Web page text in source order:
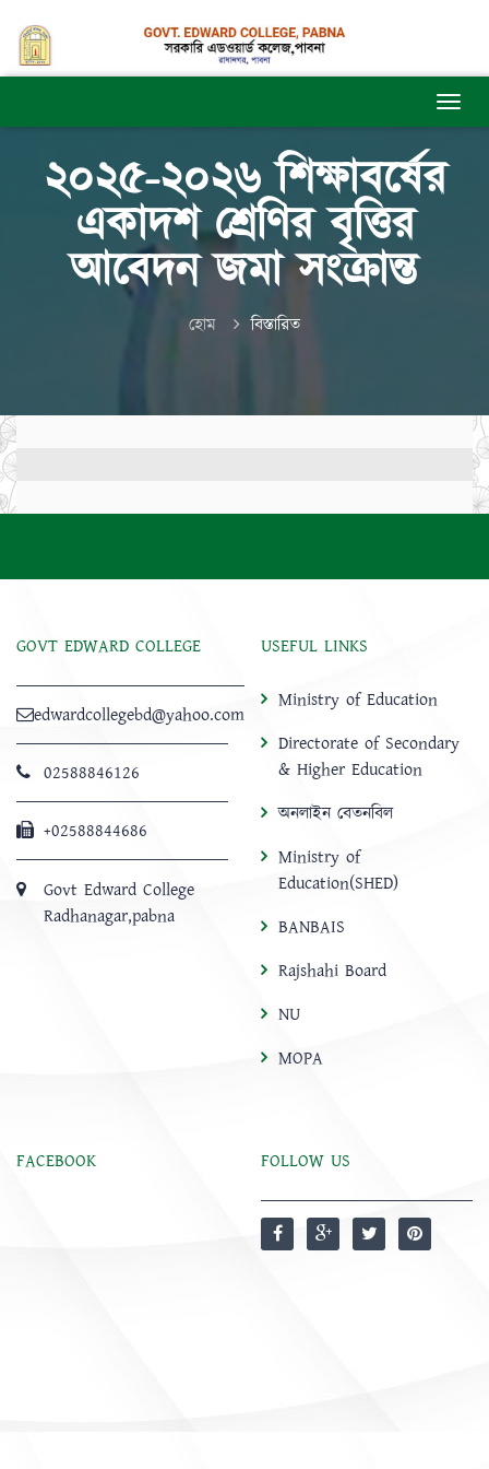
২০২৫-২০২৬ শিক্ষাবর্ষের
একাদশ শ্রেণির বৃত্তির
আবেদন জমা সংক্রান্ত
হোম বিস্তারিত
GOVT EDWARD COLLEGE
edwardcollegebd@yahoo.com
02588846126
+02588844686
Govt Edward College
Radhanagar,pabna
USEFUL LINKS
Ministry of Education
Directorate of Secondary
& Higher Education
অনলাইন বেতনবিল
Ministry of
Education(SHED)
BANBAIS
Rajshahi Board
NU
MOPA
FACEBOOK FOLLOW US